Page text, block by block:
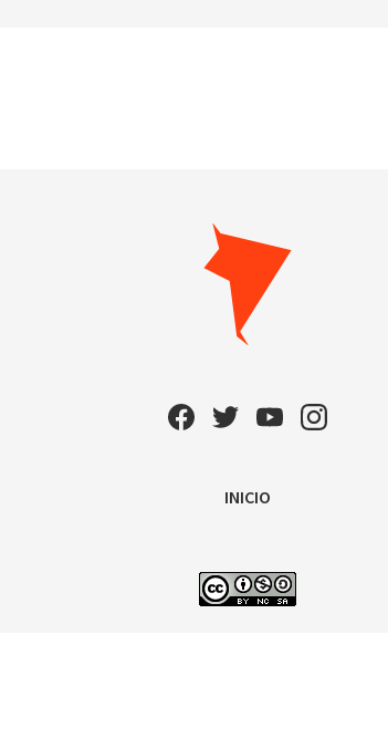
INICIO